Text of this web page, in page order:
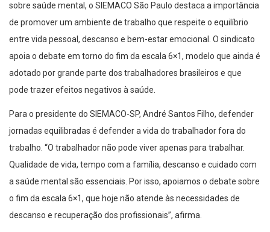
sobre saúde mental, o SIEMACO São Paulo destaca a importância
de promover um ambiente de trabalho que respeite o equilíbrio
entre vida pessoal, descanso e bem-estar emocional. O sindicato
apoia o debate em torno do fim da escala 6×1, modelo que ainda é
adotado por grande parte dos trabalhadores brasileiros e que
pode trazer efeitos negativos à saúde.
Para o presidente do SIEMACO-SP, André Santos Filho, defender
jornadas equilibradas é defender a vida do trabalhador fora do
trabalho. “O trabalhador não pode viver apenas para trabalhar.
Qualidade de vida, tempo com a família, descanso e cuidado com
a saúde mental são essenciais. Por isso, apoiamos o debate sobre
o fim da escala 6×1, que hoje não atende às necessidades de
descanso e recuperação dos profissionais”, afirma.